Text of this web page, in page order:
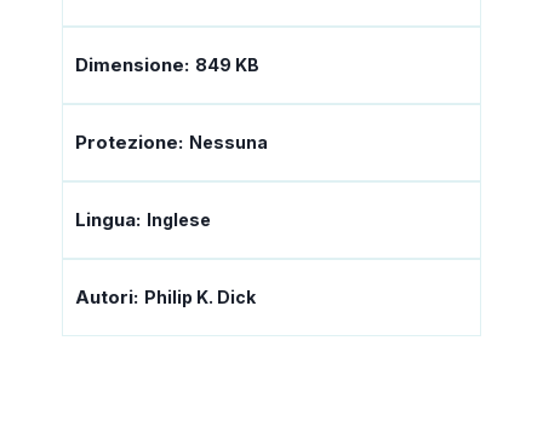
Dimensione: 849 KB
Protezione: Nessuna
Lingua: Inglese
Autori: Philip K. Dick